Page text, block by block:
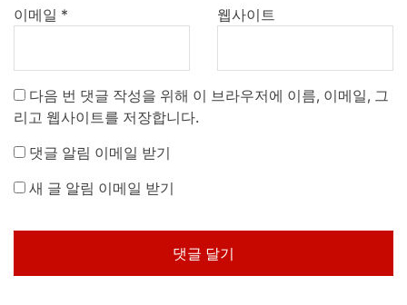
이메일 * 웹사이트
다음 번 댓글 작성을 위해 이 브라우저에 이름, 이메일, 그
리고 웹사이트를 저장합니다.
댓글 알림 이메일 받기
새 글 알림 이메일 받기